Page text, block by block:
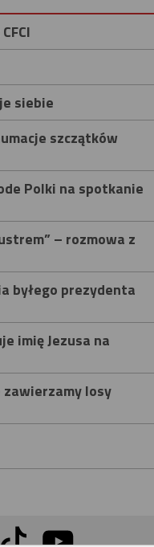
siebie
szczątków
Polki na spotkanie
– rozmowa z
byłego prezydenta
imię Jezusa na
zawierzamy losy